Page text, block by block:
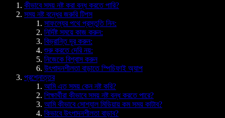
কীভাবে সময় নষ্ট করা বন্ধ করতে পারি?
সময় নষ্ট বন্ধের জরুরি টিপস
সাফল্যের পথে প্রস্তুতি নিন:
নির্দিষ্ট সময়ে কাজ করুন:
বিভ্রান্তি দূর করুন:
শুরু করতে দেরি নয়:
নিজেকে বিশ্বাস করুন
উৎপাদনশীলতা বাড়াতে স্পিচিফাই অ্যাপ
প্রশ্নোত্তর
আমি এত সময় কেন নষ্ট করি?
শিক্ষার্থীরা কীভাবে সময় নষ্ট বন্ধ করতে পারে?
আমি কীভাবে সোশ্যাল মিডিয়ায় কম সময় কাটাব?
কিভাবে উৎপাদনশীলতা বাড়াব?